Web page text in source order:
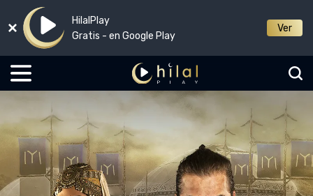
HilalPlay
Gratis - en Google Play
Ver